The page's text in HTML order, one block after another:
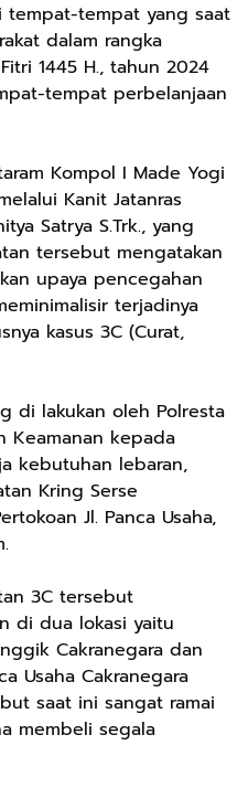
tempat-tempat yang saat
dalam rangka
1445 H., tahun 2024
tempat perbelanjaan
Kompol I Made Yogi
Kanit Jatanras
Satrya S.Trk., yang
tersebut mengatakan
upaya pencegahan
terjadinya
kasus 3C (Curat,
di lakukan oleh Polresta
Keamanan kepada
kebutuhan lebaran,
Kring Serse
Jl. Panca Usaha,
3C tersebut
di dua lokasi yaitu
Cakranegara dan
Usaha Cakranegara
saat ini sangat ramai
membeli segala